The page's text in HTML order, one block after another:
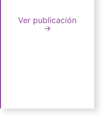
Ver publicación
→